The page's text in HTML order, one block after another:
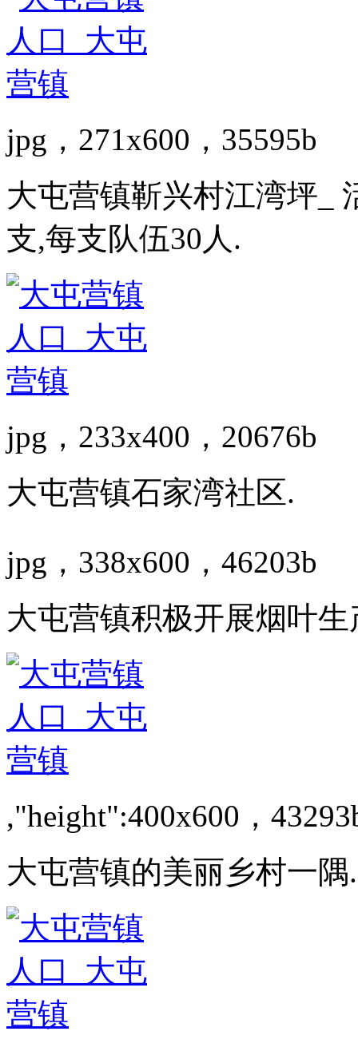
jpg，271x600，35595b
大屯营镇靳兴村江湾坪_
支,每支队伍30人.
jpg，233x400，20676b
大屯营镇石家湾社区.
jpg，338x600，46203b
大屯营镇积极开展烟叶
,"height":400x600，
大屯营镇的美丽乡村一隅.